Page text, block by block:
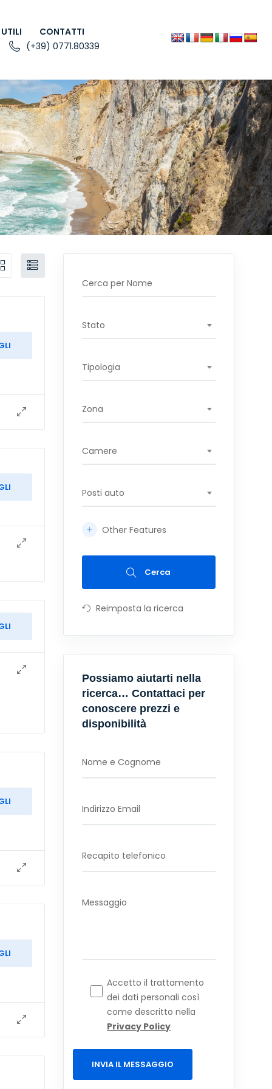
CONTATTI
(+39) 0771.80339
Stato
Tipologia
Zona
Camere
Posti auto
Other Features
Cerca
Reimposta la ricerca
Possiamo aiutarti nella
ricerca… Contattaci per
conoscere prezzi e
disponibilità
Accetto il trattamento
dei dati personali così
come descritto nella
Privacy Policy